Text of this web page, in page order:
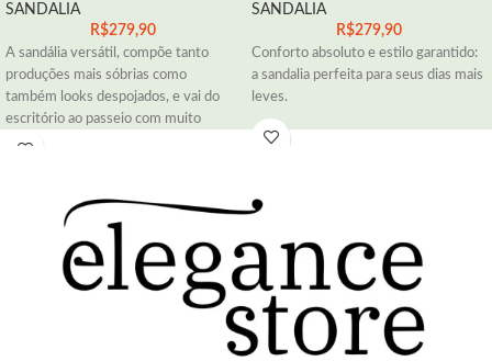
SANDALIA
R$279,90
A sandália versátil, compõe tanto
produções mais sóbrias como
também looks despojados, e vai do
escritório ao passeio com muito
SANDALIA
R$279,90
Conforto absoluto e estilo garantido:
a sandalia perfeita para seus dias mais
leves.